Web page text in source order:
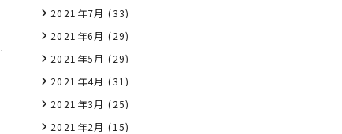
2021年7月 (33)
2021年6月 (29)
2021年5月 (29)
2021年4月 (31)
2021年3月 (25)
2021年2月 (15)